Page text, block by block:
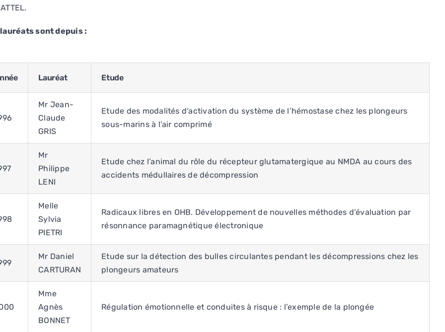
sont depuis :
Lauréat Etude
Mr Jean-
Claude
GRIS
Etude des modalités d’activation du système de l’hémostase chez les plongeurs
sous-marins à l’air comprimé
Mr
Philippe
LENI
Etude chez l’animal du rôle du récepteur glutamatergique au NMDA au cours des
accidents médullaires de décompression
Melle
Sylvia
PIETRI
Radicaux libres en OHB. Développement de nouvelles méthodes d’évaluation par
résonnance paramagnétique électronique
Mr Daniel
CARTURAN
Etude sur la détection des bulles circulantes pendant les décompressions chez les
plongeurs amateurs
Mme
Agnès
BONNET
Régulation émotionnelle et conduites à risque : l’exemple de la plongée